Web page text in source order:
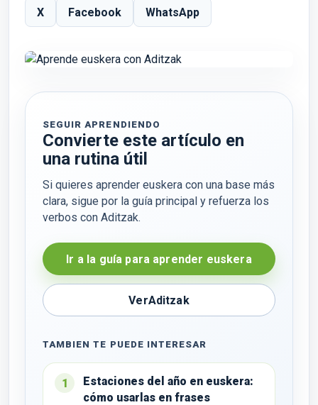
X Facebook WhatsApp
SEGUIR APRENDIENDO
Convierte este artículo en
una rutina útil
Si quieres aprender euskera con una base más
clara, sigue por la guía principal y refuerza los
verbos con Aditzak.
Ir a la guía para aprender euskera
VerAditzak
TAMBIEN TE PUEDE INTERESAR
1
Estaciones del año en euskera:
cómo usarlas en frases